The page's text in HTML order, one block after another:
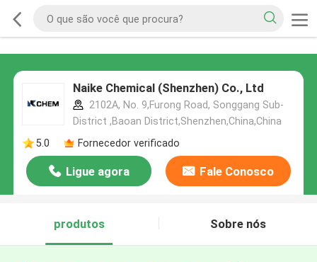
Naike Chemical (Shenzhen) Co., Ltd
2102A, No. 9,Furong Road, Songgang Sub-
District ,Baoan District,Shenzhen,China,China
5.0
Fornecedor verificado
Ligue agora Fale Conosco
produtos Sobre nós